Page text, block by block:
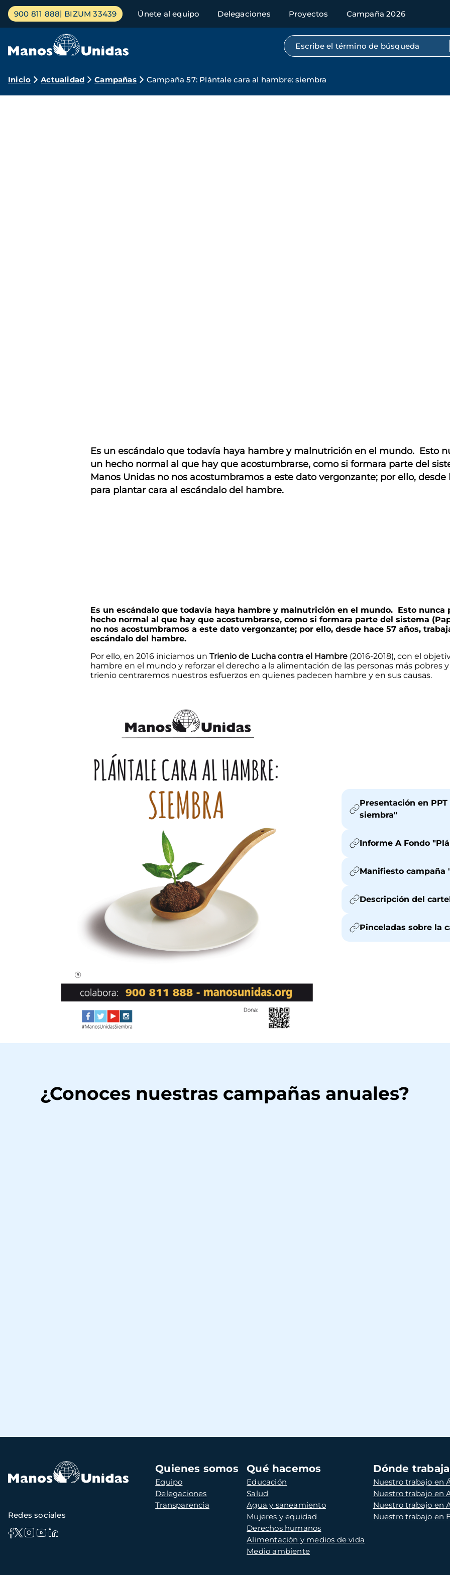
Pasar
contenido
Menú
principal
900 811 888 BIZUM 33439 Únete al equipo Delegaciones Proyectos Campaña 2026
Búsqueda por texto completo
Ruta
Inicio Actualidad Campañas Campaña 57: Plántale cara al hambre: siembra
Es un escándalo que todavía haya hambre y malnutrición en el mundo. Esto
un hecho normal al que hay que acostumbrarse, como si formara parte del
Manos Unidas no nos acostumbramos a este dato vergonzante; por ello, desde
para plantar cara al escándalo del hambre.
Es un escándalo que todavía haya hambre y malnutrición en el mundo. Esto nunca
hecho normal al que hay que acostumbrarse, como si formara parte del sistema
no nos acostumbramos a este dato vergonzante; por ello, desde hace 57 años,
escándalo del hambre.
Por ello, en 2016 iniciamos un Trienio de Lucha contra el Hambre (2016-2018), con el
hambre en el mundo y reforzar el derecho a la alimentación de las personas más pobres
trienio centraremos nuestros esfuerzos en quienes padecen hambre y en sus causas.
Presentación en
siembra"
Informe A Fondo
Manifiesto campaña
Descripción del
Pinceladas sobre la
¿Conoces nuestras campañas anuales?
Navegación
principal
Quienes somos
Equipo
Delegaciones
Transparencia
Qué hacemos
Educación
Salud
Agua y saneamiento
Mujeres y equidad
Derechos humanos
Alimentación y medios de vida
Medio ambiente
Dónde
Nuestro trabajo en
Nuestro trabajo en
Nuestro trabajo en
Nuestro trabajo en
Redes sociales